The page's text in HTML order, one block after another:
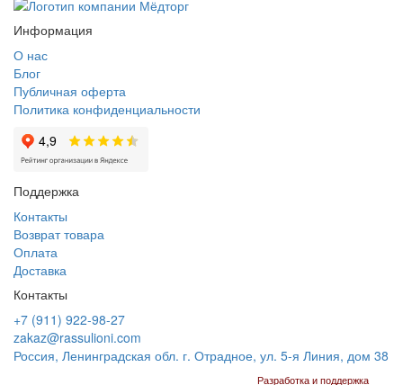
Информация
О нас
Блог
Публичная оферта
Политика конфиденциальности
Поддержка
Контакты
Возврат товара
Оплата
Доставка
Контакты
+7 (911) 922-98-27
zakaz@rassulioni.com
Россия, Ленинградская обл. г. Отрадное, ул. 5-я Линия, дом 38
Разработка и поддержка